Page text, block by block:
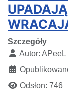
Szczegóły
Autor: APeeL
Odsłon: 746